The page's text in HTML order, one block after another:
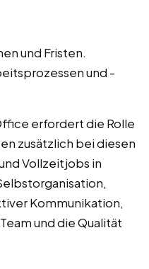
und Fristen.
und -
erfordert die Rolle
zusätzlich bei diesen
Vollzeitjobs in
Kommunikation,
und die Qualität